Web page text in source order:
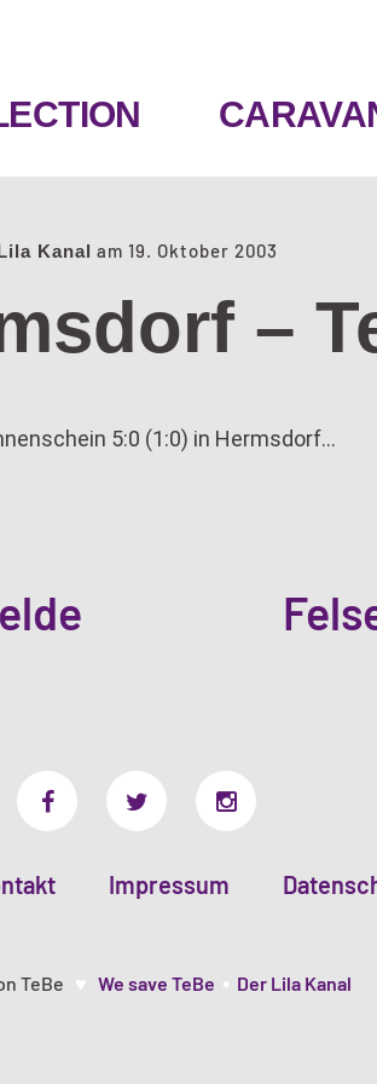
Kanal am 19. Oktober 2003
–
5:0 (1:0) in Hermsdorf…
Impressum
TeBe ♥ We save TeBe • Der Lila Kanal